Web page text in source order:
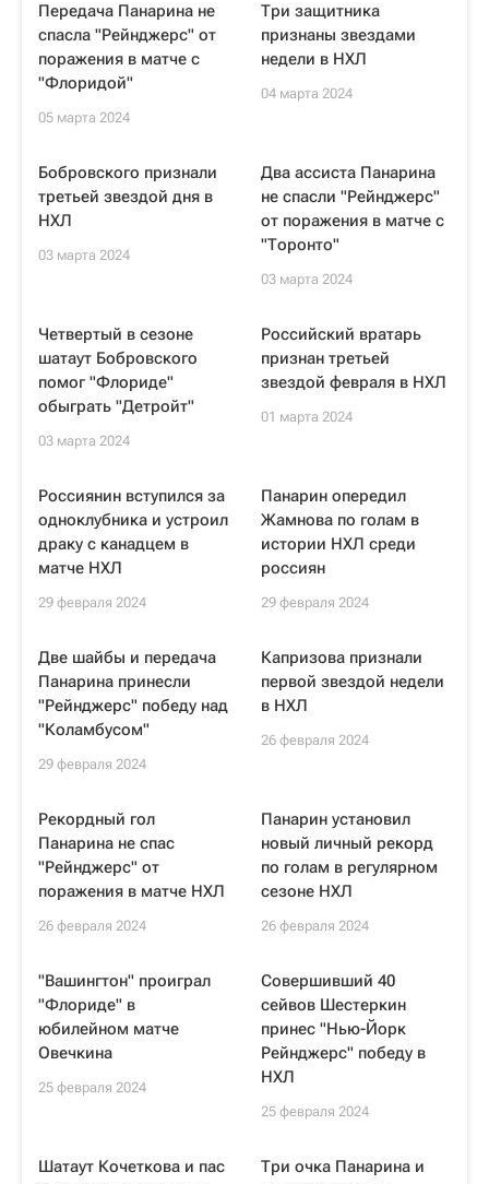
Передача Панарина не
спасла "Рейнджерс" от
поражения в матче с
"Флоридой"
05 марта 2024
Три защитника
признаны звездами
недели в НХЛ
04 марта 2024
Бобровского признали
третьей звездой дня в
НХЛ
03 марта 2024
Два ассиста Панарина
не спасли "Рейнджерс"
от поражения в матче с
"Торонто"
03 марта 2024
Четвертый в сезоне
шатаут Бобровского
помог "Флориде"
обыграть "Детройт"
03 марта 2024
Российский вратарь
признан третьей
звездой февраля в НХЛ
01 марта 2024
Россиянин вступился за
одноклубника и устроил
драку с канадцем в
матче НХЛ
29 февраля 2024
Панарин опередил
Жамнова по голам в
истории НХЛ среди
россиян
29 февраля 2024
Две шайбы и передача
Панарина принесли
"Рейнджерс" победу над
"Коламбусом"
29 февраля 2024
Капризова признали
первой звездой недели
в НХЛ
26 февраля 2024
Рекордный гол
Панарина не спас
"Рейнджерс" от
поражения в матче НХЛ
26 февраля 2024
Панарин установил
новый личный рекорд
по голам в регулярном
сезоне НХЛ
26 февраля 2024
"Вашингтон" проиграл
"Флориде" в
юбилейном матче
Овечкина
25 февраля 2024
Совершивший 40
сейвов Шестеркин
принес "Нью-Йорк
Рейнджерс" победу в
НХЛ
25 февраля 2024
Шатаут Кочеткова и пас
Три очка Панарина и